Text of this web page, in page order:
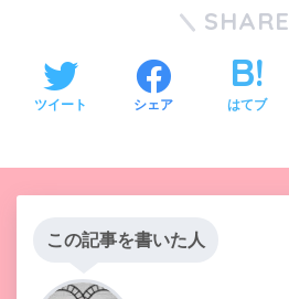
SHARE
ツイート シェア はてブ
この記事を書いた人